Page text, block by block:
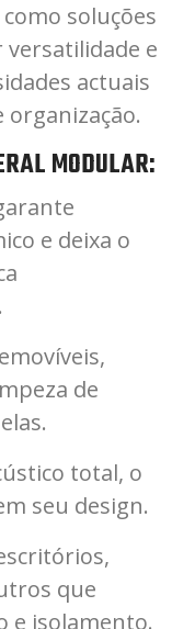
soluções
versatilidade e
actuais
organização.
MODULAR:
e deixa o
de
total, o
seu design.
que
e isolamento.